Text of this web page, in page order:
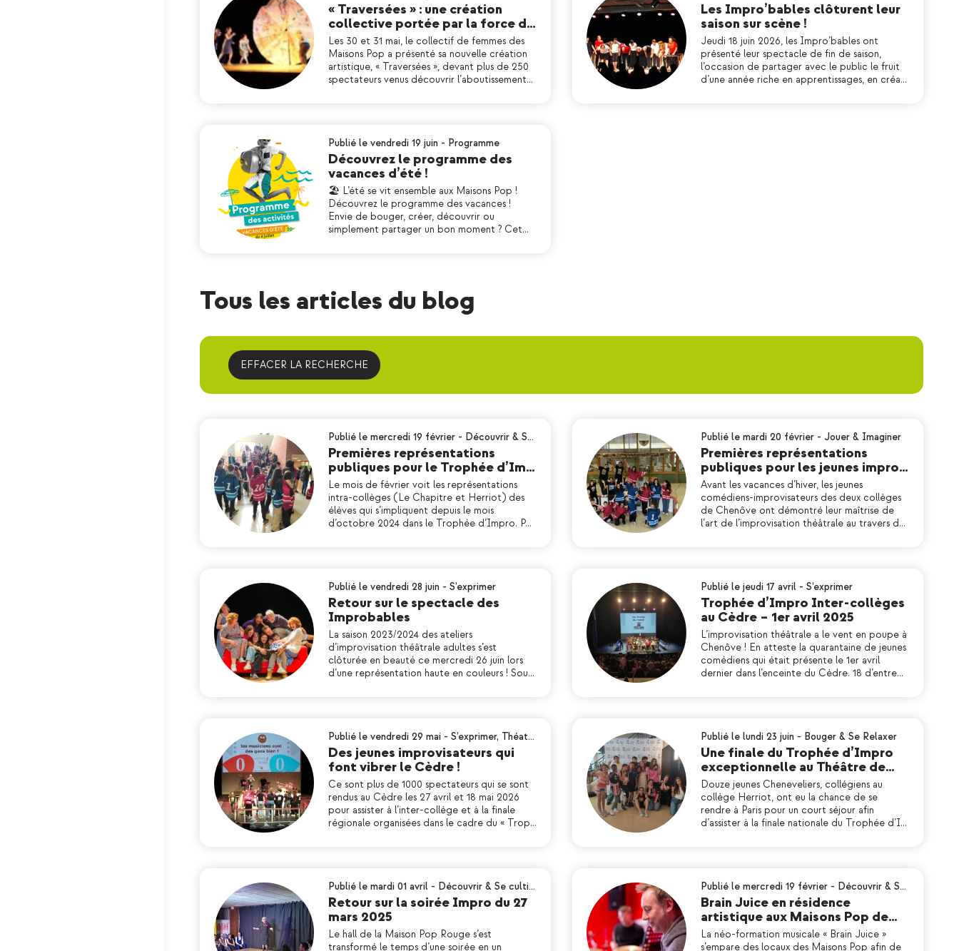
« Traversées » : une création
collective portée par la force d…
Les 30 et 31 mai, le collectif de femmes des
Maisons Pop a présenté sa nouvelle création
artistique, « Traversées », devant plus de 250
spectateurs venus découvrir l’aboutissement…
Les Impro’bables clôturent leur
saison sur scène !
Jeudi 18 juin 2026, les Impro’bables ont
présenté leur spectacle de fin de saison,
l’occasion de partager avec le public le fruit
d’une année riche en apprentissages, en créa…
Publié le vendredi 19 juin - Programme
Découvrez le programme des
vacances d’été !
🏖 L’été se vit ensemble aux Maisons Pop !
Découvrez le programme des vacances !
Envie de bouger, créer, découvrir ou
simplement partager un bon moment ? Cet…
Tous les articles du blog
EFFACER LA RECHERCHE
Publié le mercredi 19 février - Découvrir & S…
Premières représentations
publiques pour le Trophée d’Im…
Le mois de février voit les représentations
intra-collèges (Le Chapitre et Herriot) des
élèves qui s’impliquent depuis le mois
d’octobre 2024 dans le Trophée d’Impro. P…
Publié le mardi 20 février - Jouer & Imaginer
Premières représentations
publiques pour les jeunes impro…
Avant les vacances d’hiver, les jeunes
comédiens-improvisateurs des deux collèges
de Chenôve ont démontré leur maîtrise de
l’art de l’improvisation théâtrale au travers d…
Publié le vendredi 28 juin - S’exprimer
Retour sur le spectacle des
Improbables
La saison 2023/2024 des ateliers
d’improvisation théâtrale adultes s’est
clôturée en beauté ce mercredi 26 juin lors
d’une représentation haute en couleurs ! Sou…
Publié le jeudi 17 avril - S’exprimer
Trophée d’Impro Inter-collèges
au Cèdre – 1er avril 2025
L’improvisation théâtrale a le vent en poupe à
Chenôve ! En atteste la quarantaine de jeunes
comédiens qui était présente le 1er avril
dernier dans l’enceinte du Cèdre. 18 d’entre…
Publié le vendredi 29 mai - S’exprimer, Théat…
Des jeunes improvisateurs qui
font vibrer le Cèdre !
Ce sont plus de 1000 spectateurs qui se sont
rendus au Cèdre les 27 avril et 18 mai 2026
pour assister à l’inter-collège et à la finale
régionale organisées dans le cadre du « Trop…
Publié le lundi 23 juin - Bouger & Se Relaxer
Une finale du Trophée d’Impro
exceptionnelle au Théâtre de…
Douze jeunes Cheneveliers, collégiens au
collège Herriot, ont eu la chance de se
rendre à Paris pour un court séjour afin
d’assister à la finale nationale du Trophée d’I…
Publié le mardi 01 avril - Découvrir & Se culti…
Retour sur la soirée Impro du 27
mars 2025
Le hall de la Maison Pop Rouge s’est
transformé le temps d’une soirée en un
Publié le mercredi 19 février - Découvrir & S…
Brain Juice en résidence
artistique aux Maisons Pop de…
La néo-formation musicale « Brain Juice »
s’empare des locaux des Maisons Pop afin de